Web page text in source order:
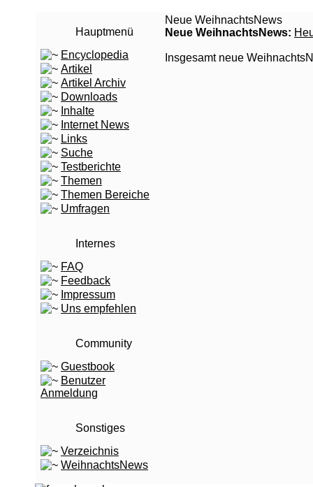
Hauptmenü
Encyclopedia
Artikel
Artikel Archiv
Downloads
Inhalte
Internet News
Links
Suche
Testberichte
Themen
Themen Bereiche
Umfragen
Internes
FAQ
Feedback
Impressum
Uns empfehlen
Community
Guestbook
Benutzer
Anmeldung
Sonstiges
Verzeichnis
WeihnachtsNews
Neue WeihnachtsNews
Neue WeihnachtsNews:
Insgesamt neue